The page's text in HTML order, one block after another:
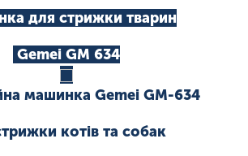
для стрижки тварин
Gemei GM 634
машинка Gemei GM-634
котів та собак